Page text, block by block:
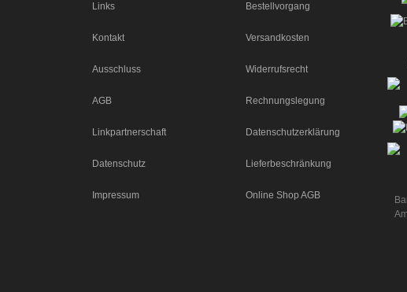
Links
Kontakt
Ausschluss
AGB
Linkpartnerschaft
Datenschutz
Impressum
Bestellvorgang
Versandkosten
Widerrufsrecht
Rechnungslegung
Datenschutzerklärung
Lieferbeschränkung
Online Shop AGB